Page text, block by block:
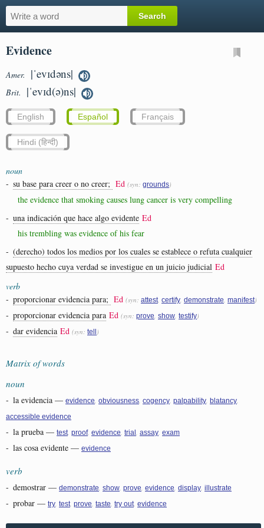
Evidence
Amer. |ˈevɪdəns|
Brit. |ˈevɪd(ə)ns|
English Español Français
Hindi (हिन्दी)
noun
- su base para creer o no creer; Ed (syn: grounds)
the evidence that smoking causes lung cancer is very compelling
- una indicación que hace algo evidente Ed
his trembling was evidence of his fear
- (derecho) todos los medios por los cuales se establece o refuta cualquier
supuesto hecho cuya verdad se investigue en un juicio judicial Ed
verb
- proporcionar evidencia para; Ed (syn: attest certify demonstrate manifest)
- proporcionar evidencia para Ed (syn: prove show testify)
- dar evidencia Ed (syn: tell )
Matrix of words
noun
- la evidencia — evidence obviousness cogency palpability blatancy
accessible evidence
- la prueba — test proof, evidence trial assay exam
- las cosa evidente — evidence
verb
- demostrar — demonstrate show prove evidence display illustrate
- probar — try test prove taste try out evidence